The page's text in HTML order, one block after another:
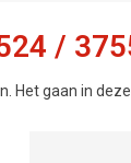
/
Het gaan in